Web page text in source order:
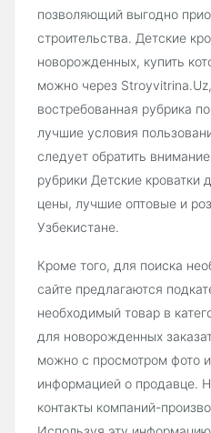
позволяющий выгодно
строительства. Детские
новорожденных, купить
можно через
востребованная рубрика
лучшие условия
следует обратить
рубрики Детские
цены, лучшие оптовые и
Узбекистане.
Кроме того, для поиска
сайте предлагаются
необходимый товар в
для новорожденных
можно с просмотром фото
информацией о продавце.
контакты компаний-